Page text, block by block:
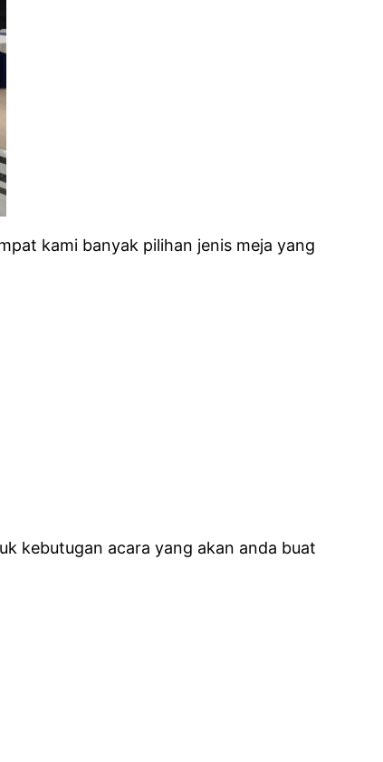
kami banyak pilihan jenis meja yang
kebutugan acara yang akan anda buat